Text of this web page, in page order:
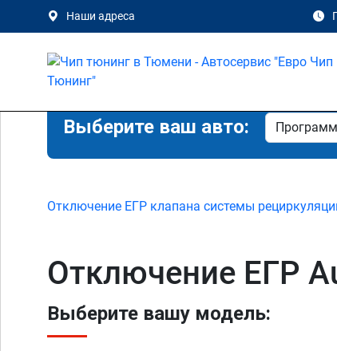
Наши адреса
Выберите ваш авто:
Отключение ЕГР клапана системы
Отключение ЕГР
Выберите вашу модель: